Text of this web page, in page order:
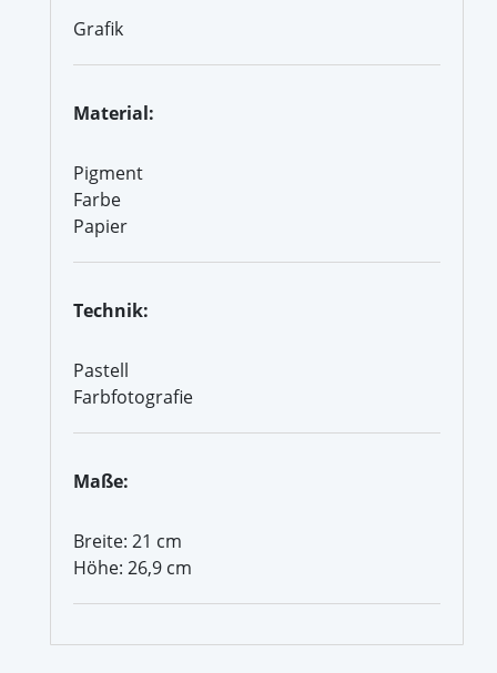
Grafik
Material:
Pigment
Farbe
Papier
Technik:
Pastell
Farbfotografie
Maße:
Breite: 21 cm
Höhe: 26,9 cm